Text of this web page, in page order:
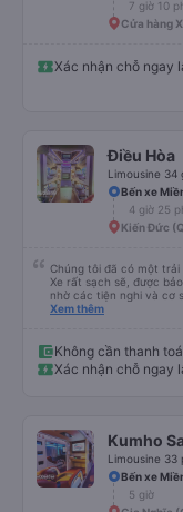
7 giờ 10
Cửa hàng
Xác nhận chỗ ngay
Điều Hòa
Limousine 34
Bến xe
4 giờ 25
Kiến Đức
Chúng tôi đã có một
Xe rất sạch sẽ, được
nhờ các tiện nghi và cơ
thoải mái và ngăn nắp.
đối với tôi và gia đình.
giới thiệu! 💛 Về ứng
tiện lợi khi đặt chuyến
Xem thêm
Không cần thanh
Xác nhận chỗ ngay
Kumho
Limousine 33
Bến xe
5 giờ